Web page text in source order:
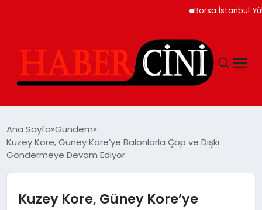
Borsa İstanbul
YAŞAM
GÜNCEL
Ana Sayfa Gündem
Kuzey Kore, Güney Kore’ye Balonlarla Çöp ve Dışkı
Göndermeye Devam Ediyor
Kuzey Kore, Güney Kore’ye